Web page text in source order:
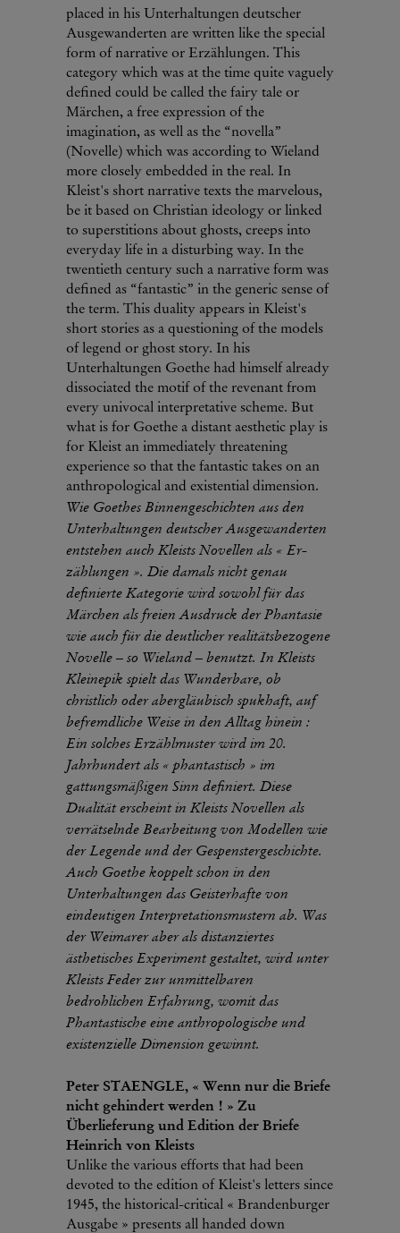
placed in his Unterhaltungen deutscher
Ausgewanderten are written like the special
form of narrative or Erzählungen. This
category which was at the time quite vaguely
defined could be called the fairy tale or
Märchen, a free expression of the
imagination, as well as the “novella”
(Novelle) which was according to Wieland
more closely embedded in the real. In
Kleist's short narrative texts the marvelous,
be it based on Christian ideology or linked
to superstitions about ghosts, creeps into
everyday life in a disturbing way. In the
twentieth century such a narrative form was
defined as “fantastic” in the generic sense of
the term. This duality appears in Kleist's
short stories as a questioning of the models
of legend or ghost story. In his
Unterhaltungen Goethe had himself already
dissociated the motif of the revenant from
every univocal interpretative scheme. But
what is for Goethe a distant aesthetic play is
for Kleist an immediately threatening
experience so that the fantastic takes on an
anthropological and existential dimension.
Wie Goethes Binnengeschichten aus den
Unterhaltungen deutscher Ausgewanderten
entstehen auch Kleists Novellen als « Er-
zählungen ». Die damals nicht genau
definierte Kategorie wird sowohl für das
Märchen als freien Ausdruck der Phantasie
wie auch für die deutlicher realitätsbezogene
Novelle – so Wieland – benutzt. In Kleists
Kleinepik spielt das Wunderbare, ob
christlich oder abergläubisch spukhaft, auf
befremdliche Weise in den Alltag hinein :
Ein solches Erzählmuster wird im 20.
Jahrhundert als « phantastisch » im
gattungsmäßigen Sinn definiert. Diese
Dualität erscheint in Kleists Novellen als
verrätselnde Bearbeitung von Modellen wie
der Legende und der Gespenstergeschichte.
Auch Goethe koppelt schon in den
Unterhaltungen das Geisterhafte von
eindeutigen Interpretationsmustern ab. Was
der Weimarer aber als distanziertes
ästhetisches Experiment gestaltet, wird unter
Kleists Feder zur unmittelbaren
bedrohlichen Erfahrung, womit das
Phantastische eine anthropologische und
existenzielle Dimension gewinnt.
Peter STAENGLE, « Wenn nur die Briefe
nicht gehindert werden ! » Zu
Überlieferung und Edition der Briefe
Heinrich von Kleists
Unlike the various efforts that had been
devoted to the edition of Kleist's letters since
1945, the historical-critical « Brandenburger
Ausgabe » presents all handed down